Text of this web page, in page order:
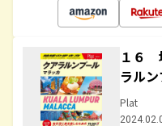
１６
ラル
Plat